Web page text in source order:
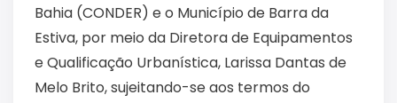
Bahia (CONDER) e o Município de Barra da
Estiva, por meio da Diretora de Equipamentos
e Qualificação Urbanística, Larissa Dantas de
Melo Brito, sujeitando-se aos termos do